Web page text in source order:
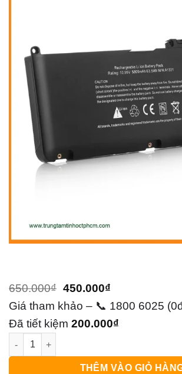
650.000₫ Giá
gốc
là:
450.000₫Giá
hiện
tại
450.000₫.
Giá tham khảo – 📞 1800 6025
Đã tiết kiệm 200.000₫
Pin Laptop APPLE MacBook A1342 -
THÊM VÀO GIỎ